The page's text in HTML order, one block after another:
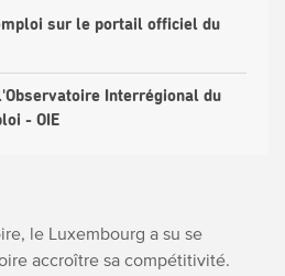
sur le portail officiel du
Interrégional du
- OIE
le Luxembourg a su se
accroître sa compétitivité.